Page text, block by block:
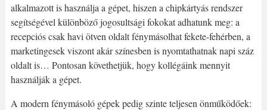
alkalmazott is használja a gépet, hiszen a chipkártyás rendszer
segítségével különböző jogosultsági fokokat adhatunk meg: a
recepciós csak havi ötven oldalt fénymásolhat fekete-fehérben, a
marketingesek viszont akár színesben is nyomtathatnak napi száz
oldalt is… Pontosan követhetjük, hogy kollégáink mennyit
használják a gépet.
A modern fénymásoló gépek pedig szinte teljesen önműködőek: